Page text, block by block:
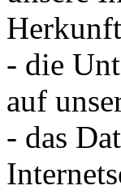
- die
auf
- das